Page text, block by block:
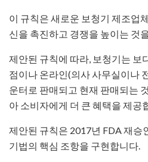
이 규칙은 새로운 보청기 제조업
신을 촉진하고 경쟁을 높이는 것
제안된 규칙에 따라, 보청기는 보
점이나 온라인(의사 사무실이나
운터로 판매되고 현재 판매되는
아 소비자에게 더 큰 혜택을 제공
제안된 규칙은 2017년 FDA 재승
기법의 핵심 조항을 구현합니다.